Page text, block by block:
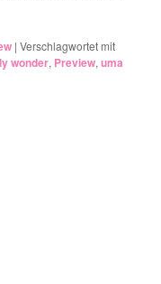
|Verschlagwortet mit
wonder, Preview,uma